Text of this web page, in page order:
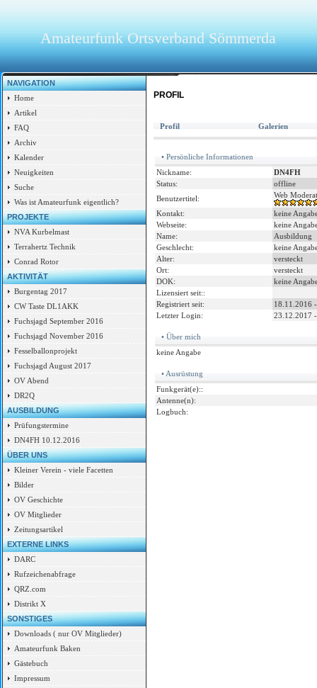
Amateurfunk Ortsverband Sömmerda
NAVIGATION
Home
Artikel
FAQ
Archiv
Kalender
Neuigkeiten
Suche
Was ist Amateurfunk eigentlich?
PROJEKTE
NVA Kurbelmast
Terrahertz Technik
Conrad Rotor
AKTIVITÄT
Burgentag 2017
CW Taste DL1AKK
Fuchsjagd September 2016
Fuchsjagd November 2016
Fesselballonprojekt
Fuchsjagd August 2017
OV Abend
DR2Q
AUSBILDUNG
Prüfungstermine
DN4FH 10.12.2016
ÜBER UNS
Kleiner Verein - viele Facetten
Bilder
OV Geschichte
OV Mitglieder
Zeitungsartikel
EXTERNE LINKS
DARC
Rufzeichenabfrage
QRZ.com
Distrikt X
SONSTIGES
Downloads ( nur OV Mitglieder)
Amateurfunk Baken
Gästebuch
Impressum
PROFIL
Profil Galerien
• Persönliche Informationen
Nickname:
DN4FH
Status:
offline
Benutzertitel:
Web
Kontakt:
keine
Webseite:
keine
Name:
Ausbildung
Geschlecht:
keine
Alter:
versteckt
Ort:
versteckt
DOK:
keine
Lizensiert seit::
Registriert seit:
18.11.2016
Letzter Login:
23.12.2017
• Über mich
keine Angabe
• Ausrüstung
Funkgerät(e)::
Antenne(n):
Logbuch: